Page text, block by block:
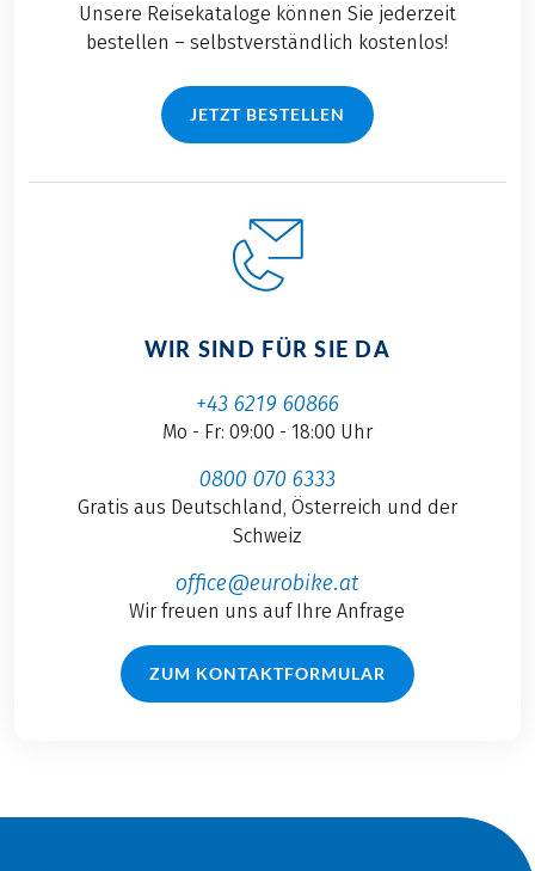
Unsere Reisekataloge können Sie jederzeit
bestellen – selbstverständlich kostenlos!
JETZT BESTELLEN
WIR SIND FÜR SIE DA
+43 6219 60866
Mo - Fr: 09:00 - 18:00 Uhr
0800 070 6333
Gratis aus Deutschland, Österreich und der
Schweiz
office@eurobike.at
Wir freuen uns auf Ihre Anfrage
ZUM KONTAKTFORMULAR